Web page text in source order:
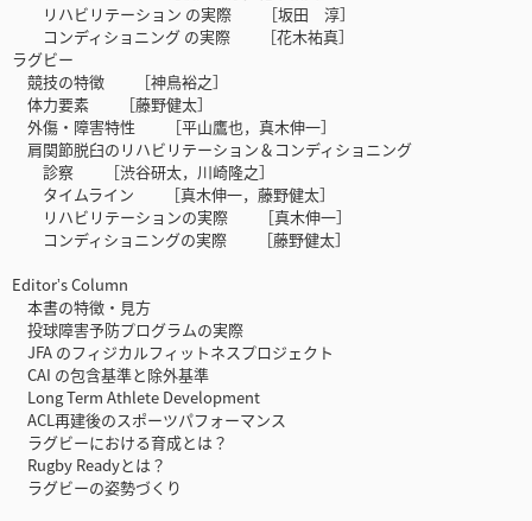
リハビリテーション の実際 ［坂田 淳］
コンディショニング の実際 ［花木祐真］
ラグビー
競技の特徴 ［神鳥裕之］
体力要素 ［藤野健太］
外傷・障害特性 ［平山鷹也，真木伸一］
肩関節脱臼のリハビリテーション＆コンディショニング
診察 ［渋谷研太，川崎隆之］
タイムライン ［真木伸一，藤野健太］
リハビリテーションの実際 ［真木伸一］
コンディショニングの実際 ［藤野健太］
Editorʼs Column
本書の特徴・見方
投球障害予防プログラムの実際
JFA のフィジカルフィットネスプロジェクト
CAI の包含基準と除外基準
Long Term Athlete Development
ACL再建後のスポーツパフォーマンス
ラグビーにおける育成とは？
Rugby Readyとは？
ラグビーの姿勢づくり